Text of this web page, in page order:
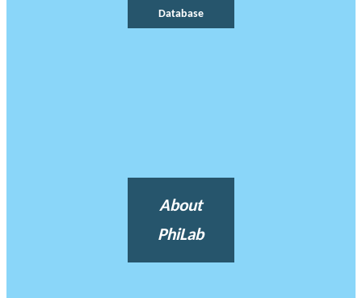
Database
About
PhiLab